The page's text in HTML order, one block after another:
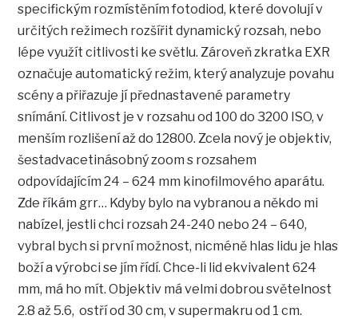
specifickým rozmístěním fotodiod, které dovolují v
určitých režimech rozšířit dynamický rozsah, nebo
lépe využít citlivosti ke světlu. Zároveň zkratka EXR
označuje automatický režim, který analyzuje povahu
scény a přiřazuje jí přednastavené parametry
snímání. Citlivost je v rozsahu od 100 do 3200 ISO, v
menším rozlišení až do 12800. Zcela nový je objektiv,
šestadvacetinásobný zoom s rozsahem
odpovídajícím 24 – 624 mm kinofilmového aparátu.
Zde říkám grr… Kdyby bylo na vybranou a někdo mi
nabízel, jestli chci rozsah 24-240 nebo 24 – 640,
vybral bych si první možnost, nicméně hlas lidu je hlas
boží a výrobci se jím řídí. Chce-li lid ekvivalent 624
mm, má ho mít. Objektiv má velmi dobrou světelnost
2.8 až 5.6, ostří od 30 cm, v supermakru od 1 cm.